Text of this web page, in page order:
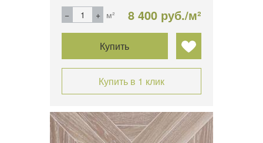
м²
8 400 руб./м²
Купить
Купить в 1 клик